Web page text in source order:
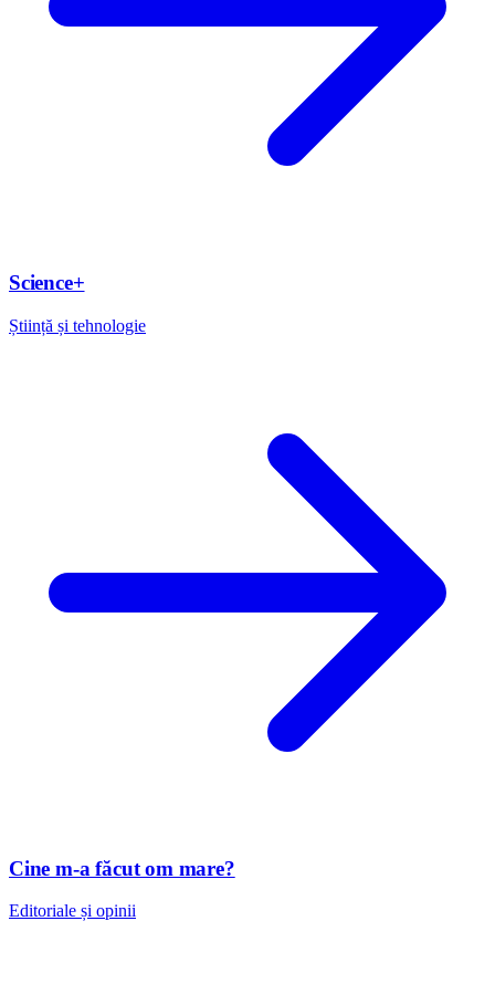
Science+
Știință și tehnologie
Cine m-a făcut om mare?
Editoriale și opinii